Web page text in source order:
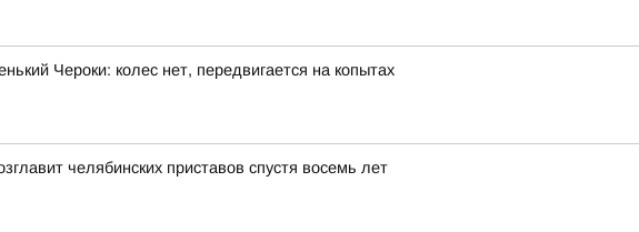
Чероки: колес нет, передвигается на копытах
челябинских приставов спустя восемь лет